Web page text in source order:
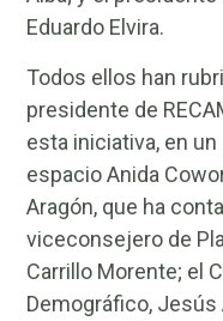
Eduardo Elvira.
Todos ellos han
presidente de
esta iniciativa, en
espacio Anida
Aragón, que ha
viceconsejero de
Carrillo Morente; el
Demográfico, Jesús